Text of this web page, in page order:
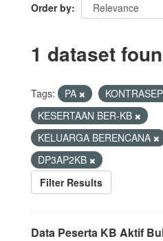
Order by
1 dataset
Tags: PA
KESERTAAN BER-KB
KELUARGA BERENCANA
DP3AP2KB
Filter Results
Data Peserta KB Aktif